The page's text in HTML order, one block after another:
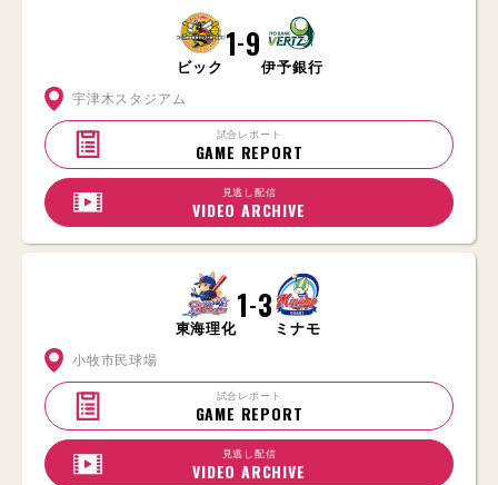
ビック
1-9
伊予銀行
宇津木スタジアム
試合レポート
GAME REPORT
見逃し配信
VIDEO ARCHIVE
東海理化
1-3
ミナモ
小牧市民球場
試合レポート
GAME REPORT
見逃し配信
VIDEO ARCHIVE